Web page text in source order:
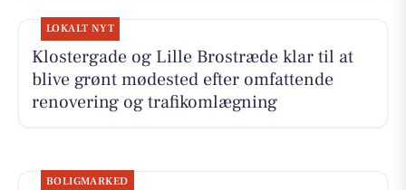
LOKALT NYT
Klostergade og Lille Brostræde klar til at
blive grønt mødested efter omfattende
renovering og trafikomlægning
BOLIGMARKED